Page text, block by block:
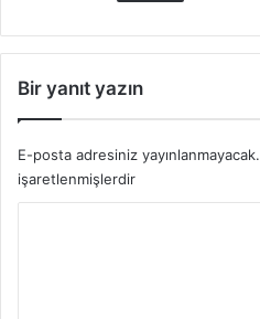
Bir yanıt yazın
E-posta adresiniz yayınlanmayacak.
işaretlenmişlerdir